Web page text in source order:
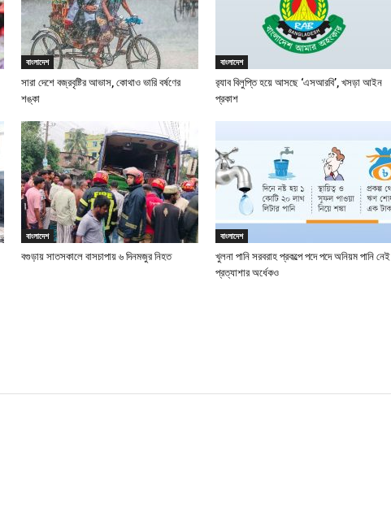
বাংলাদেশ
সারা দেশে বজ্রবৃষ্টির আভাস, কোথাও ভারি বর্ষণের
শঙ্কা
বাংলাদেশ
র‍্যাব বিলুপ্তি হয়ে আসছে ‘এসআরবি’, খসড়া আইন
প্রকাশ
বাংলাদেশ
বগুড়ায় সাতসকালে বাসচাপায় ৬ দিনমজুর নিহত
বাংলাদেশ
খুলনা পানি সরবরাহ প্রকল্পে পদে পদে অনিয়ম পানি নেই
প্রত্যাশার অর্ধেকও